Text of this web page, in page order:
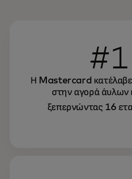
#1
Η Mastercard
στην αγορά άυλων
ξεπερνώντας 16